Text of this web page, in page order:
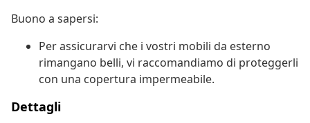
Buono a sapersi:
Per assicurarvi che i vostri mobili da esterno
rimangano belli, vi raccomandiamo di proteggerli
con una copertura impermeabile.
Dettagli